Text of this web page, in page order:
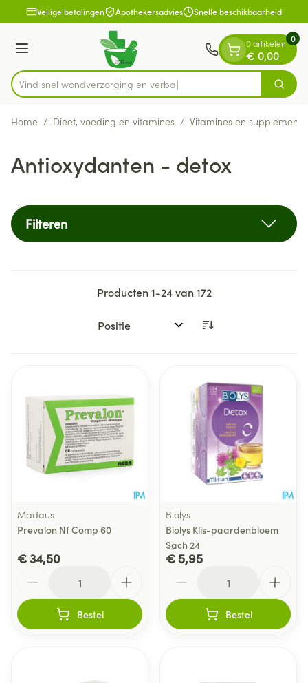
Ga naar de inhoud
1 van 1Veilige betalingen Apothekersadvies Snelle beschikbaarheid
Menu
Product, merk, categorie...
Vind snel wondverzorging en verband Zoek
0 artikelen
€ 0,00
0
Home / Dieet, voeding en vitamines / Vitamines en
Antioxydanten - detox
Filteren
Producten1-24van172
Sorteer op:
Madaus
Prevalon Nf Comp 60
€ 34,50
Bestel
Biolys
Biolys Klis-paardenbloem
Sach 24
€ 5,95
Bestel